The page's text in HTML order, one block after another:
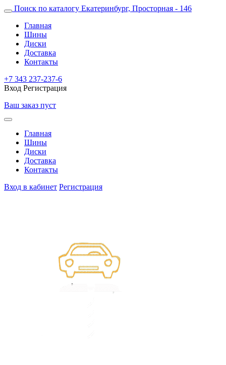
Поиск по каталогу Екатеринбург, Просторная - 146
Главная
Шины
Диски
Доставка
Контакты
+7 343 237-237-6
Вход Регистрация
Ваш заказ пуст
Главная
Шины
Диски
Доставка
Контакты
Вход в кабинет Регистрация